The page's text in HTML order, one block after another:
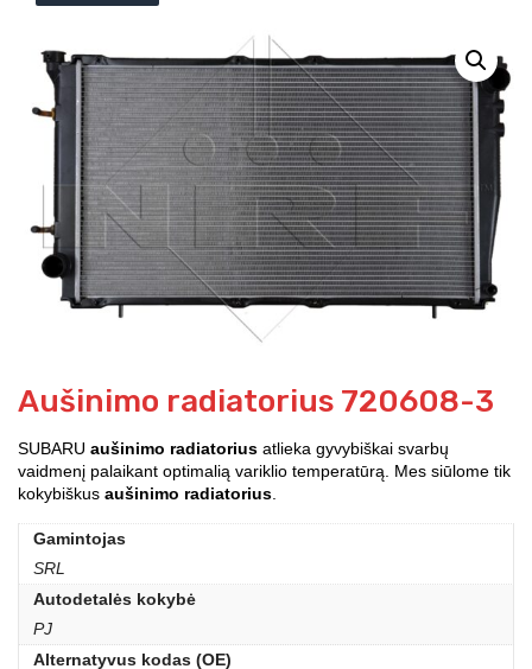
Aušinimo radiatorius 720608-3
SUBARU aušinimo radiatorius atlieka gyvybiškai svarbų
vaidmenį palaikant optimalią variklio temperatūrą. Mes siūlome tik
kokybiškus aušinimo radiatorius
Gamintojas
SRL
Autodetalės kokybė
PJ
Alternatyvus kodas (OE)